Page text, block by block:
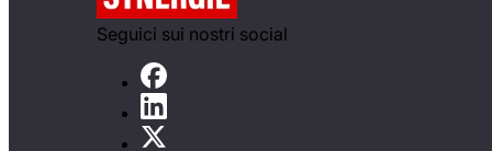
Seguici sui nostri social